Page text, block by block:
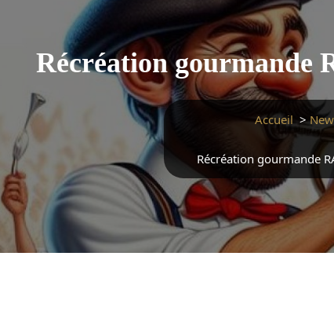
Récréation gourmande
Accueil>
Récréation gourmande